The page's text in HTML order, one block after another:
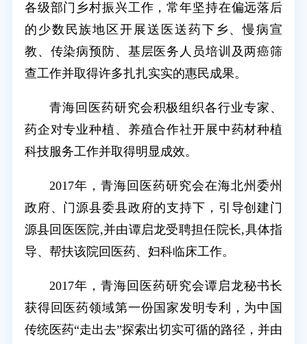
各级部门乡村振兴工作，常年坚持在偏远落后
的少数民族地区开展送医送药下乡、慢病宣
教、传染病预防、基层医务人员培训及两癌筛
查工作并取得许多扎扎实实的惠民成果。
青海回医药研究会积极组织各行业专家、
药企对专业种植、养殖合作社开展中药材种植
科技服务工作并取得明显成效。
2017年，青海回医药研究会在海北州委州
政府、门源县委县政府的支持下，引导创建门
源县回医医院,并由谭启龙受聘担任院长,具体指
导、帮扶该院回医药、妇科临床工作。
2017年，青海回医药研究会谭启龙秘书长
获得回医药领域第一份国家发明专利，为中国
传统医药“走出去”探索出切实可循的路径，并由